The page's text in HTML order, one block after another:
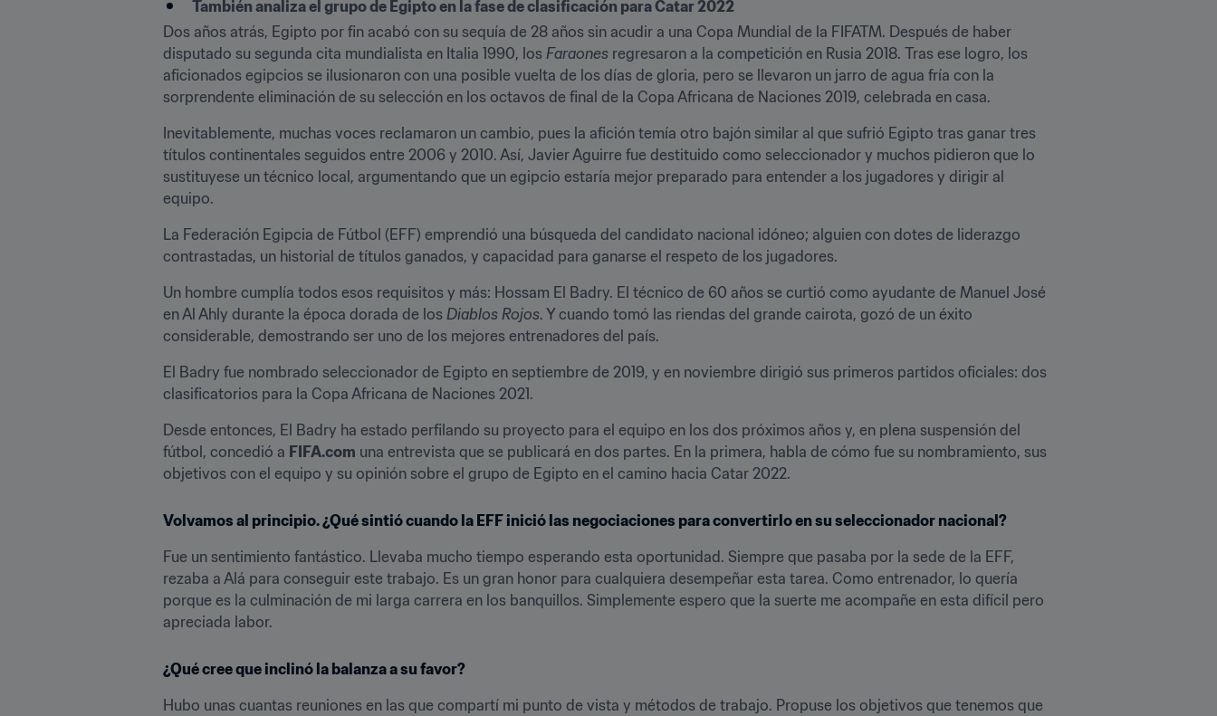
También analiza el grupo de Egipto en la fase de clasificación para Catar 2022
Dos años atrás, Egipto por fin acabó con su sequía de 28 años sin acudir a una Copa Mundial de la FIFATM. Después de haber
disputado su segunda cita mundialista en Italia 1990, los Faraones regresaron a la competición en Rusia 2018. Tras ese logro, los
aficionados egipcios se ilusionaron con una posible vuelta de los días de gloria, pero se llevaron un jarro de agua fría con la
sorprendente eliminación de su selección en los octavos de final de la Copa Africana de Naciones 2019, celebrada en casa.
Inevitablemente, muchas voces reclamaron un cambio, pues la afición temía otro bajón similar al que sufrió Egipto tras ganar tres
títulos continentales seguidos entre 2006 y 2010. Así, Javier Aguirre fue destituido como seleccionador y muchos pidieron que lo
sustituyese un técnico local, argumentando que un egipcio estaría mejor preparado para entender a los jugadores y dirigir al
equipo.
La Federación Egipcia de Fútbol (EFF) emprendió una búsqueda del candidato nacional idóneo; alguien con dotes de liderazgo
contrastadas, un historial de títulos ganados, y capacidad para ganarse el respeto de los jugadores.
Un hombre cumplía todos esos requisitos y más: Hossam El Badry. El técnico de 60 años se curtió como ayudante de Manuel José
en Al Ahly durante la época dorada de los Diablos Rojos. Y cuando tomó las riendas del grande cairota, gozó de un éxito
considerable, demostrando ser uno de los mejores entrenadores del país.
El Badry fue nombrado seleccionador de Egipto en septiembre de 2019, y en noviembre dirigió sus primeros partidos oficiales: dos
clasificatorios para la Copa Africana de Naciones 2021.
Desde entonces, El Badry ha estado perfilando su proyecto para el equipo en los dos próximos años y, en plena suspensión del
fútbol, concedió a FIFA.com una entrevista que se publicará en dos partes. En la primera, habla de cómo fue su nombramiento, sus
objetivos con el equipo y su opinión sobre el grupo de Egipto en el camino hacia Catar 2022.
Volvamos al principio. ¿Qué sintió cuando la EFF inició las negociaciones para convertirlo en su seleccionador nacional?
Fue un sentimiento fantástico. Llevaba mucho tiempo esperando esta oportunidad. Siempre que pasaba por la sede de la EFF,
rezaba a Alá para conseguir este trabajo. Es un gran honor para cualquiera desempeñar esta tarea. Como entrenador, lo quería
porque es la culminación de mi larga carrera en los banquillos. Simplemente espero que la suerte me acompañe en esta difícil pero
apreciada labor.
¿Qué cree que inclinó la balanza a su favor?
Hubo unas cuantas reuniones en las que compartí mi punto de vista y métodos de trabajo. Propuse los objetivos que tenemos que